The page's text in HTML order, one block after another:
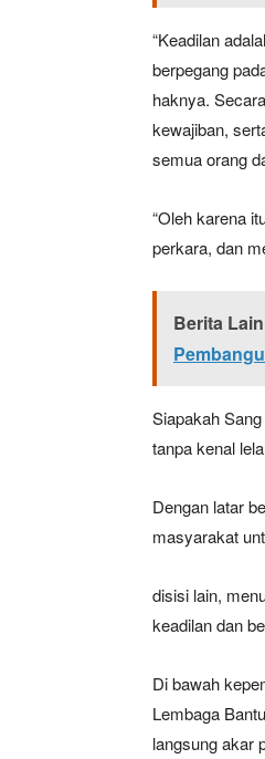
“Keadilan
berpegang
haknya.
kewajiban,
semua orang
“Oleh karena
perkara, dan
Berita
Siapakah
tanpa kenal
Dengan latar
masyarakat
disisi lain,
keadilan dan
Di bawah
Lembaga
langsung akar